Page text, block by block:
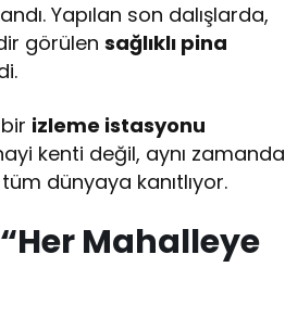
Yapılan son dalışlarda,
görülensağlıklı pina
izleme istasyonu
kenti değil, aynı zamanda
dünyaya kanıtlıyor.
Mahalleye